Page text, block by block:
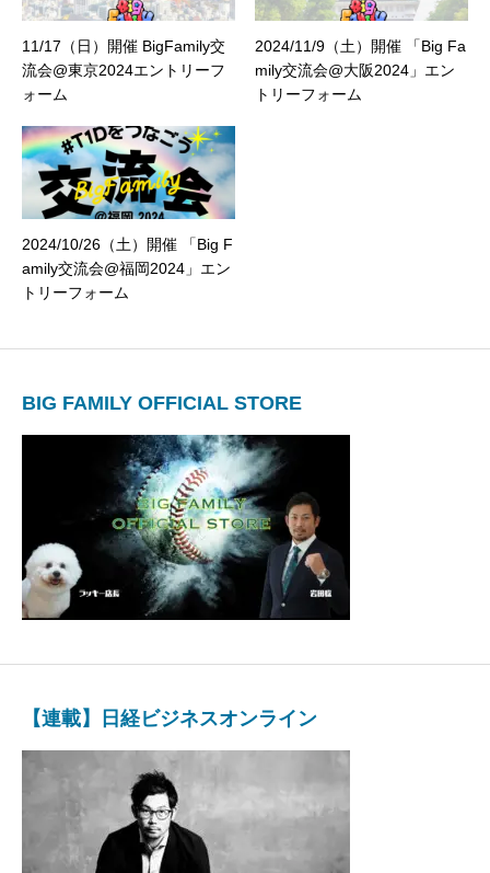
11/17（日）開催 BigFamily交
流会@東京2024エントリーフ
ォーム
2024/11/9（土）開催 「Big Fa
mily交流会@大阪2024」エン
トリーフォーム
2024/10/26（土）開催 「Big F
amily交流会@福岡2024」エン
トリーフォーム
BIG FAMILY OFFICIAL STORE
【連載】日経ビジネスオンライン